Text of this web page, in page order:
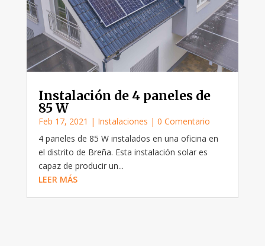
Instalación de 4 paneles de
85 W
Feb 17, 2021 | Instalaciones | 0 Comentario
4 paneles de 85 W instalados en una oficina en
el distrito de Breña. Esta instalación solar es
capaz de producir un...
LEER MÁS